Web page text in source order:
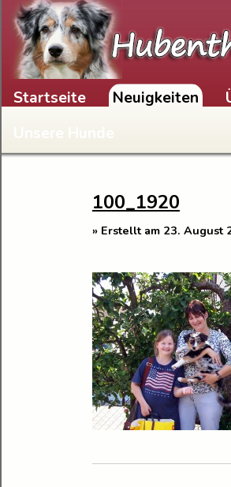
Skip to content
Startseite Neuigkeiten
Unsere Hunde
100_1920
» Erstellt am 23. August